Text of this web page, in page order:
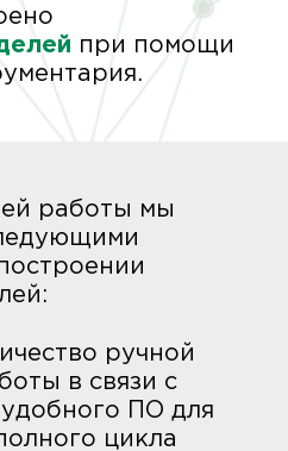
при помощи
работы мы
ручной
в связи с
удобного ПО для
цикла